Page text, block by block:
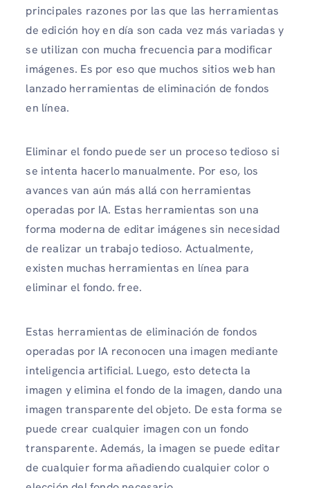
principales razones por las que las herramientas
de edición hoy en día son cada vez más variadas y
se utilizan con mucha frecuencia para modificar
imágenes. Es por eso que muchos sitios web han
lanzado herramientas de eliminación de fondos
en línea.
Eliminar el fondo puede ser un proceso tedioso si
se intenta hacerlo manualmente. Por eso, los
avances van aún más allá con herramientas
operadas por IA. Estas herramientas son una
forma moderna de editar imágenes sin necesidad
de realizar un trabajo tedioso. Actualmente,
existen muchas herramientas en línea para
eliminar el fondo. free.
Estas herramientas de eliminación de fondos
operadas por IA reconocen una imagen mediante
inteligencia artificial. Luego, esto detecta la
imagen y elimina el fondo de la imagen, dando una
imagen transparente del objeto. De esta forma se
puede crear cualquier imagen con un fondo
transparente. Además, la imagen se puede editar
de cualquier forma añadiendo cualquier color o